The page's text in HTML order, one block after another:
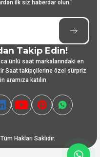
ilk siz haberdar olun."
Takip Edin!
ünlü saat markalarındaki en
Saat takipçilerine özel sürpriz
aramıza katılın
Hakları Saklıdır.